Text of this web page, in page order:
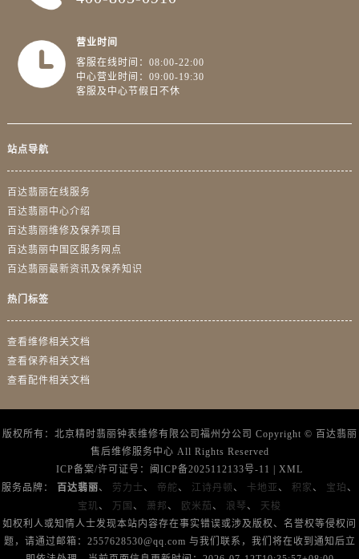
广西壮族自治区玉林市玉州区金玉路售后服务中心（需提前预约）
海南省三沙市西沙区西沙群岛永兴岛北京路售后服务中心（需提前预约）
海南省三亚市吉阳区迎宾路售后服务中心（需提前预约）
香港特别行政区尖沙咀区油尖旺区广东道售后服务中心（需提前预约）
香港特别行政区金钟区中西区金钟道售后服务中心（需提前预约）
营业时间
客服在线时间：08:00-22:00
中心营业时间：09:00-19:30
客服及中心节假日不休
站点导航
百达翡丽在线服务
百达翡丽中心介绍
百达翡丽维修及保养项目
百达翡丽中国区服务网点
百达翡丽最新资讯及保养知识
热门标签
查看维修相关文档
查看保养相关文档
查看配件相关文档
版权所有：北京精时翡丽钟表维修有限公司福州分公司 Copyright © 百达翡丽
售后维修服务中心 All Rights Reserved
ICP备案/许可证号： 闽ICP备2025112133号-11
XML
服务品牌：
百达翡丽、 劳力士 、 帝舵 、 江诗丹顿 、 卡地亚 、 积家 、 宝珀 、
宝玑、 万国 、 萧邦 、 欧米茄 、 浪琴 、 天梭
如权利人或知情人士发现本站内容存在事实错误或涉及版权、名誉权等侵权问
题，请通过邮箱：2557628530@qq.com 与我们联系，我们将在收到通知后立